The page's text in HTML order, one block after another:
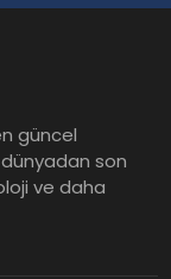
güncel
son
ve daha